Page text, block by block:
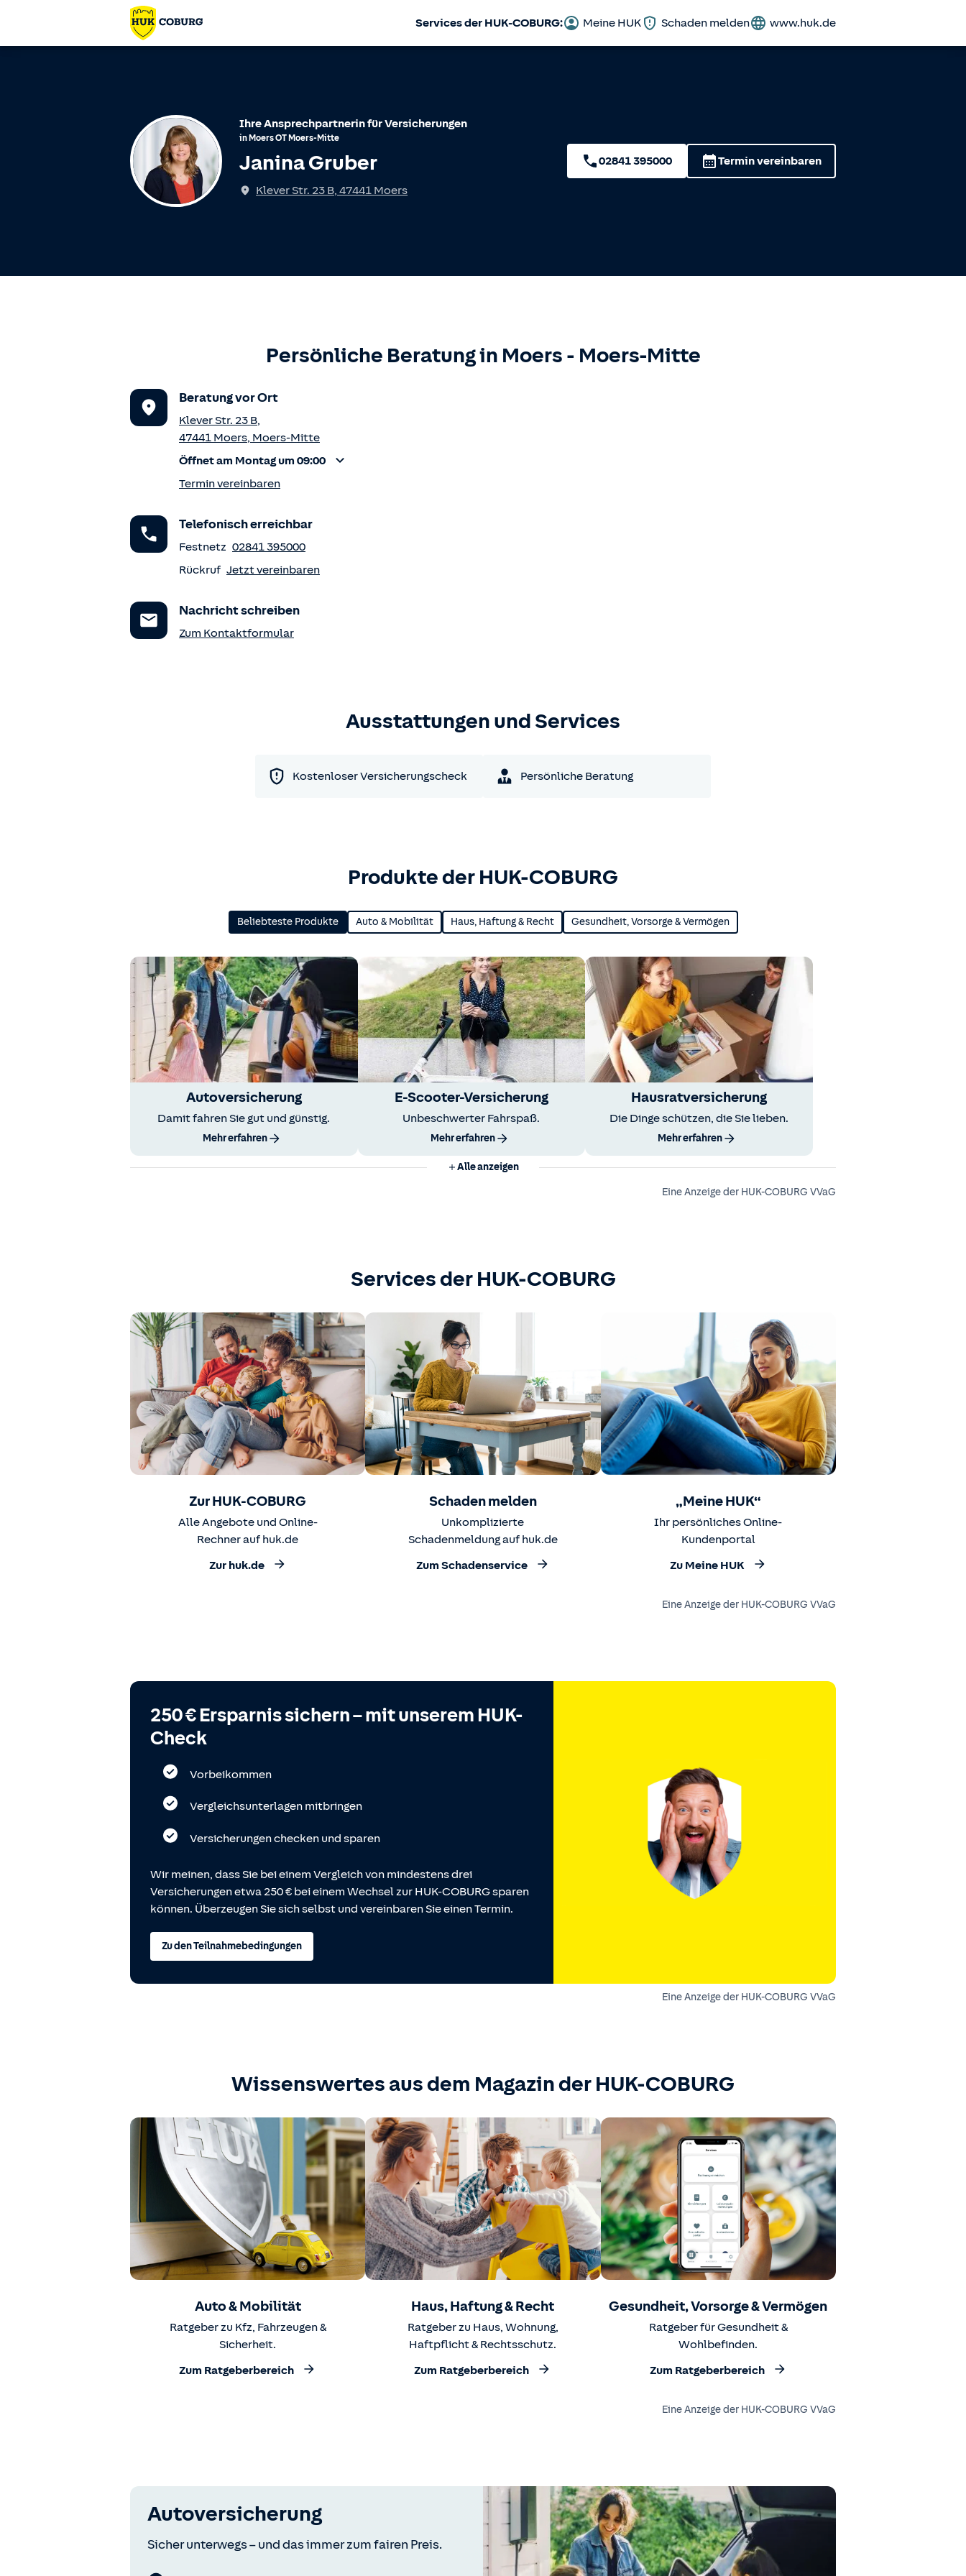
Services der HUK-COBURG: Meine HUK Schaden melden www.huk.de
Ihre Ansprechpartnerin für Versicherungen
in MoersOT Moers-Mitte
Janina Gruber
Klever Str. 23 B, 47441 Moers
02841 395000 Termin vereinbaren
Persönliche Beratung in Moers - Moers-Mitte
Beratung vor Ort
Klever Str. 23 B,
47441 Moers, Moers-Mitte
Öffnet am Montag um 09:00
Termin vereinbaren
Telefonisch erreichbar
Festnetz 02841 395000
Rückruf Jetzt vereinbaren
Nachricht schreiben
Zum Kontaktformular
Ausstattungen und Services
Kostenloser Versicherungscheck Persönliche Beratung
Produkte der HUK-COBURG
Beliebteste Produkte Auto & Mobilität Haus, Haftung & Recht Gesundheit, Vorsorge & Vermögen
Autoversicherung
Damit fahren Sie gut und günstig.
Mehr erfahren
E-Scooter-Versicherung
Unbeschwerter Fahrspaß.
Mehr erfahren
Hausratversicherung
Die Dinge schützen, die Sie lieben.
Mehr erfahren
Alle anzeigen
Eine Anzeige der HUK-COBURG VVaG
Services der HUK-COBURG
Zur HUK-COBURG
Alle Angebote und Online-
Rechner auf huk.de
Zur huk.de
Schaden melden
Unkomplizierte
Schadenmeldung auf huk.de
Zum Schadenservice
„Meine HUK“
Ihr persönliches Online-
Kundenportal
Zu Meine HUK
Eine Anzeige der HUK-COBURG VVaG
250 € Ersparnis sichern – mit unserem HUK-
Check
Vorbeikommen
Vergleichsunterlagen mitbringen
Versicherungen checken und sparen
Wir meinen, dass Sie bei einem Vergleich von mindestens drei
Versicherungen etwa 250 € bei einem Wechsel zur HUK-COBURG sparen
können. Überzeugen Sie sich selbst und vereinbaren Sie einen Termin.
Zu den Teilnahmebedingungen
Eine Anzeige der HUK-COBURG VVaG
Wissenswertes aus dem Magazin der HUK-COBURG
Auto & Mobilität
Ratgeber zu Kfz, Fahrzeugen &
Sicherheit.
Zum Ratgeberbereich
Haus, Haftung & Recht
Ratgeber zu Haus, Wohnung,
Haftpflicht & Rechtsschutz.
Zum Ratgeberbereich
Gesundheit, Vorsorge & Vermögen
Ratgeber für Gesundheit &
Wohlbefinden.
Zum Ratgeberbereich
Eine Anzeige der HUK-COBURG VVaG
Autoversicherung
Sicher unterwegs – und das immer zum fairen Preis.